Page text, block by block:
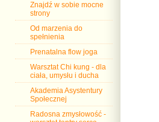
Znajdź w sobie mocne
strony
Od marzenia do
spełnienia
Prenatalna flow joga
Warsztat Chi kung - dla
ciała, umysłu i ducha
Akademia Asystentury
Społecznej
Radosna zmysłowość -